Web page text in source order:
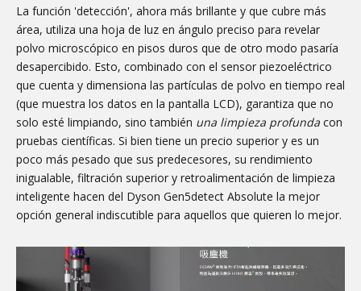
La función 'detección', ahora más brillante y que cubre más
área, utiliza una hoja de luz en ángulo preciso para revelar
polvo microscópico en pisos duros que de otro modo pasaría
desapercibido. Esto, combinado con el sensor piezoeléctrico
que cuenta y dimensiona las partículas de polvo en tiempo real
(que muestra los datos en la pantalla LCD), garantiza que no
solo esté limpiando, sino también una limpieza profunda con
pruebas científicas. Si bien tiene un precio superior y es un
poco más pesado que sus predecesores, su rendimiento
inigualable, filtración superior y retroalimentación de limpieza
inteligente hacen del Dyson Gen5detect Absolute la mejor
opción general indiscutible para aquellos que quieren lo mejor.